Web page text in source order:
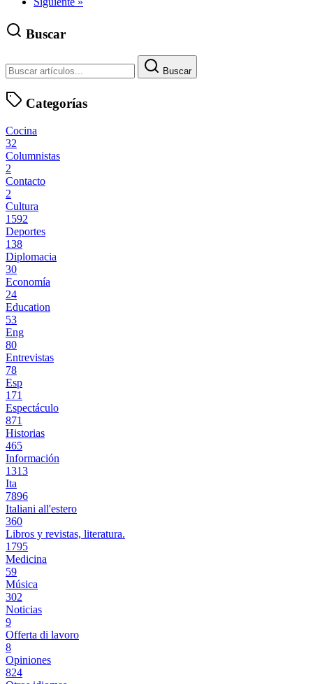
Buscar
Buscar
Categorías
Cocina
32
Columnistas
2
Contacto
2
Cultura
1592
Deportes
138
Diplomacia
30
Economía
24
Education
53
Eng
80
Entrevistas
78
Esp
171
Espectáculo
871
Historias
465
Información
1313
Ita
7896
Italiani all'estero
360
Libros y revistas, literatura.
1795
Medicina
59
Música
302
Noticias
9
Offerta di lavoro
8
Opiniones
824